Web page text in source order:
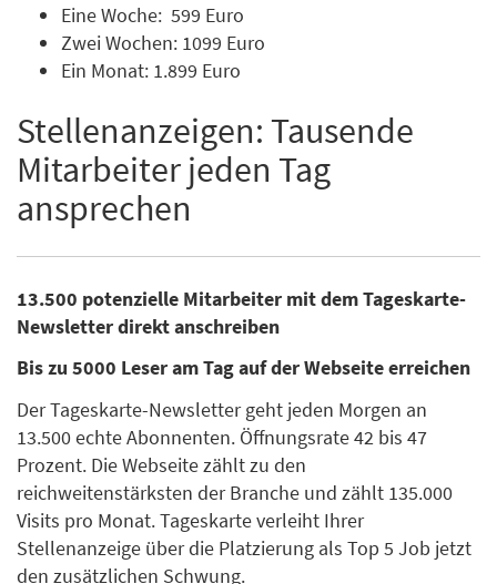
Eine Woche: 599 Euro
Zwei Wochen: 1099 Euro
Ein Monat: 1.899 Euro
Stellenanzeigen: Tausende
Mitarbeiter jeden Tag
ansprechen
13.500 potenzielle Mitarbeiter mit dem Tageskarte-
Newsletter direkt anschreiben
Bis zu 5000 Leser am Tag auf der Webseite erreichen
Der Tageskarte-Newsletter geht jeden Morgen an
13.500 echte Abonnenten. Öffnungsrate 42 bis 47
Prozent. Die Webseite zählt zu den
reichweitenstärksten der Branche und zählt 135.000
Visits pro Monat. Tageskarte verleiht Ihrer
Stellenanzeige über die Platzierung als Top 5 Job jetzt
den zusätzlichen Schwung.